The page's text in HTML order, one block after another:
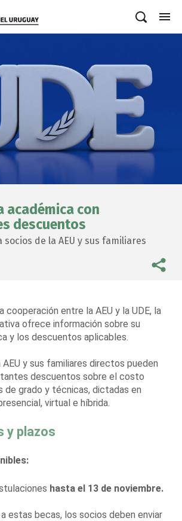
académica con
descuentos
de la AEU y sus familiares
cooperación entre la AEU y la UDE, la
ofrece información sobre su
y los descuentos aplicables.
y sus familiares directos pueden
descuentos sobre el costo
de grado y técnicas, dictadas en
virtual e híbrida.
y plazos
hasta el 13 de noviembre.
estas becas, los socios deben enviar